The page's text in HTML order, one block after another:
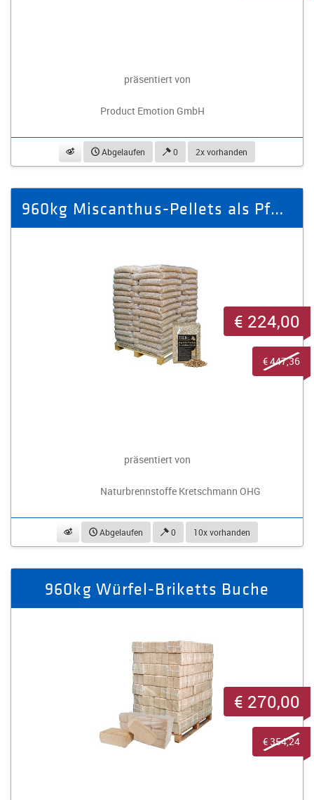
präsentiert von
Product Emotion GmbH
beobachtenAbgelaufen 0 2x vorhanden
960kg Miscanthus-Pellets als Pferde-Einstreu
präsentiert von
Naturbrennstoffe Kretschmann OHG
beobachtenAbgelaufen 0 10x vorhanden
€ 224,00
€ 447,36
960kg Würfel-Briketts Buche
€ 270,00
€ 354,24